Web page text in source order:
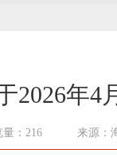
2026年4
量：216 来源：